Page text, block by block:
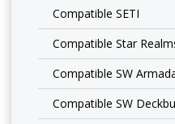
Compatible SETI
Compatible Star
Compatible SW
Compatible SW